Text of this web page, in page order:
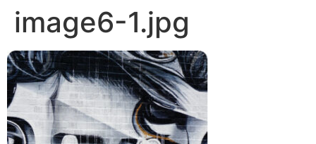
image6-1.jpg